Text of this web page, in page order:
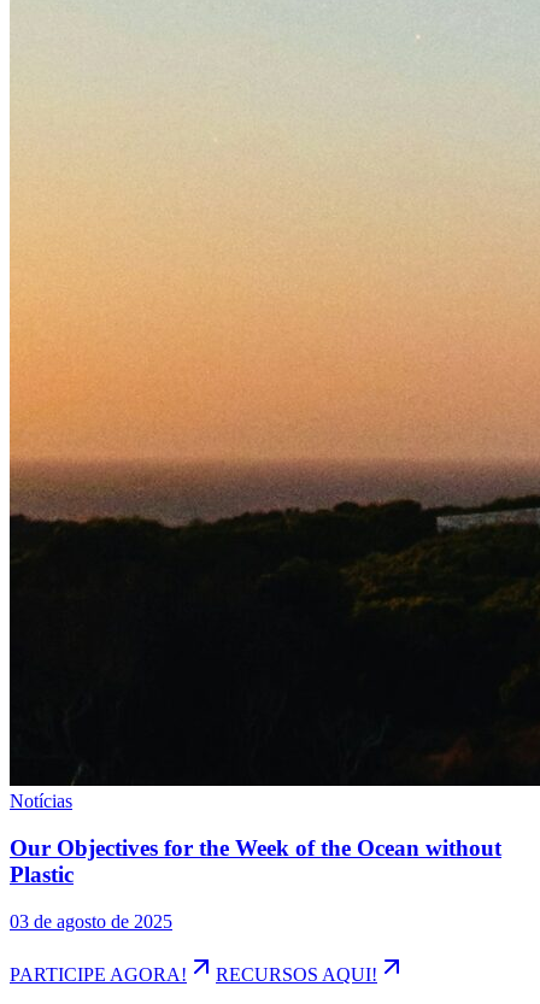
Notícias
Our Objectives for the Week of the Ocean without
Plastic
03 de agosto de 2025
PARTICIPE AGORA! RECURSOS AQUI!